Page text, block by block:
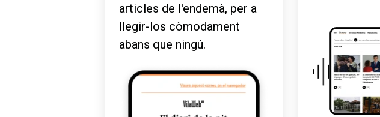
articles de l'endemà, per a
llegir-los còmodament
abans que ningú.